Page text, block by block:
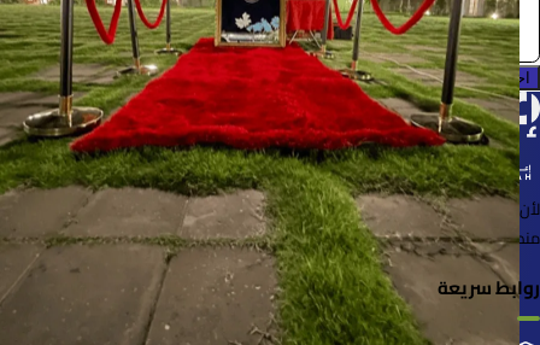
احجز الآن
لأن الأشياء خُلقت لتُستخدم
منصة لإعارة واستعارة المنتجات بسهولة وأمان
روابط سريعة